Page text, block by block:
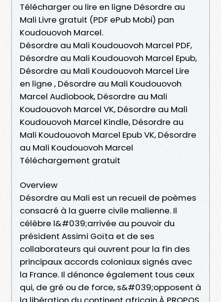
Télécharger ou lire en ligne Désordre au
Mali Livre gratuit (PDF ePub Mobi) pan
Koudouovoh Marcel.
Désordre au Mali Koudouovoh Marcel PDF,
Désordre au Mali Koudouovoh Marcel Epub,
Désordre au Mali Koudouovoh Marcel Lire
en ligne , Désordre au Mali Koudouovoh
Marcel Audiobook, Désordre au Mali
Koudouovoh Marcel VK, Désordre au Mali
Koudouovoh Marcel Kindle, Désordre au
Mali Koudouovoh Marcel Epub VK, Désordre
au Mali Koudouovoh Marcel
Téléchargement gratuit
Overview
Désordre au Mali est un recueil de poèmes
consacré à la guerre civile malienne. Il
célèbre l&#039;arrivée au pouvoir du
président Assimi Goïta et de ses
collaborateurs qui ouvrent pour la fin des
principaux accords coloniaux signés avec
la France. Il dénonce également tous ceux
qui, de gré ou de force, s&#039;opposent à